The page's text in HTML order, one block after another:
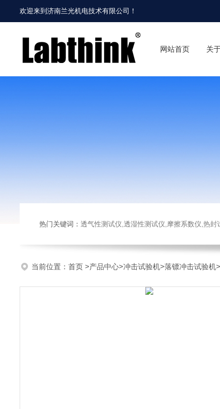
欢迎来到济南兰光机电技术有限公司 ！
网站首页 关
热门关键词： 透气性测试仪,透湿性测试仪,摩擦系数仪,热封试验仪,
当前位置： 首页 >产品中心>冲击试验机>落镖冲击试验机